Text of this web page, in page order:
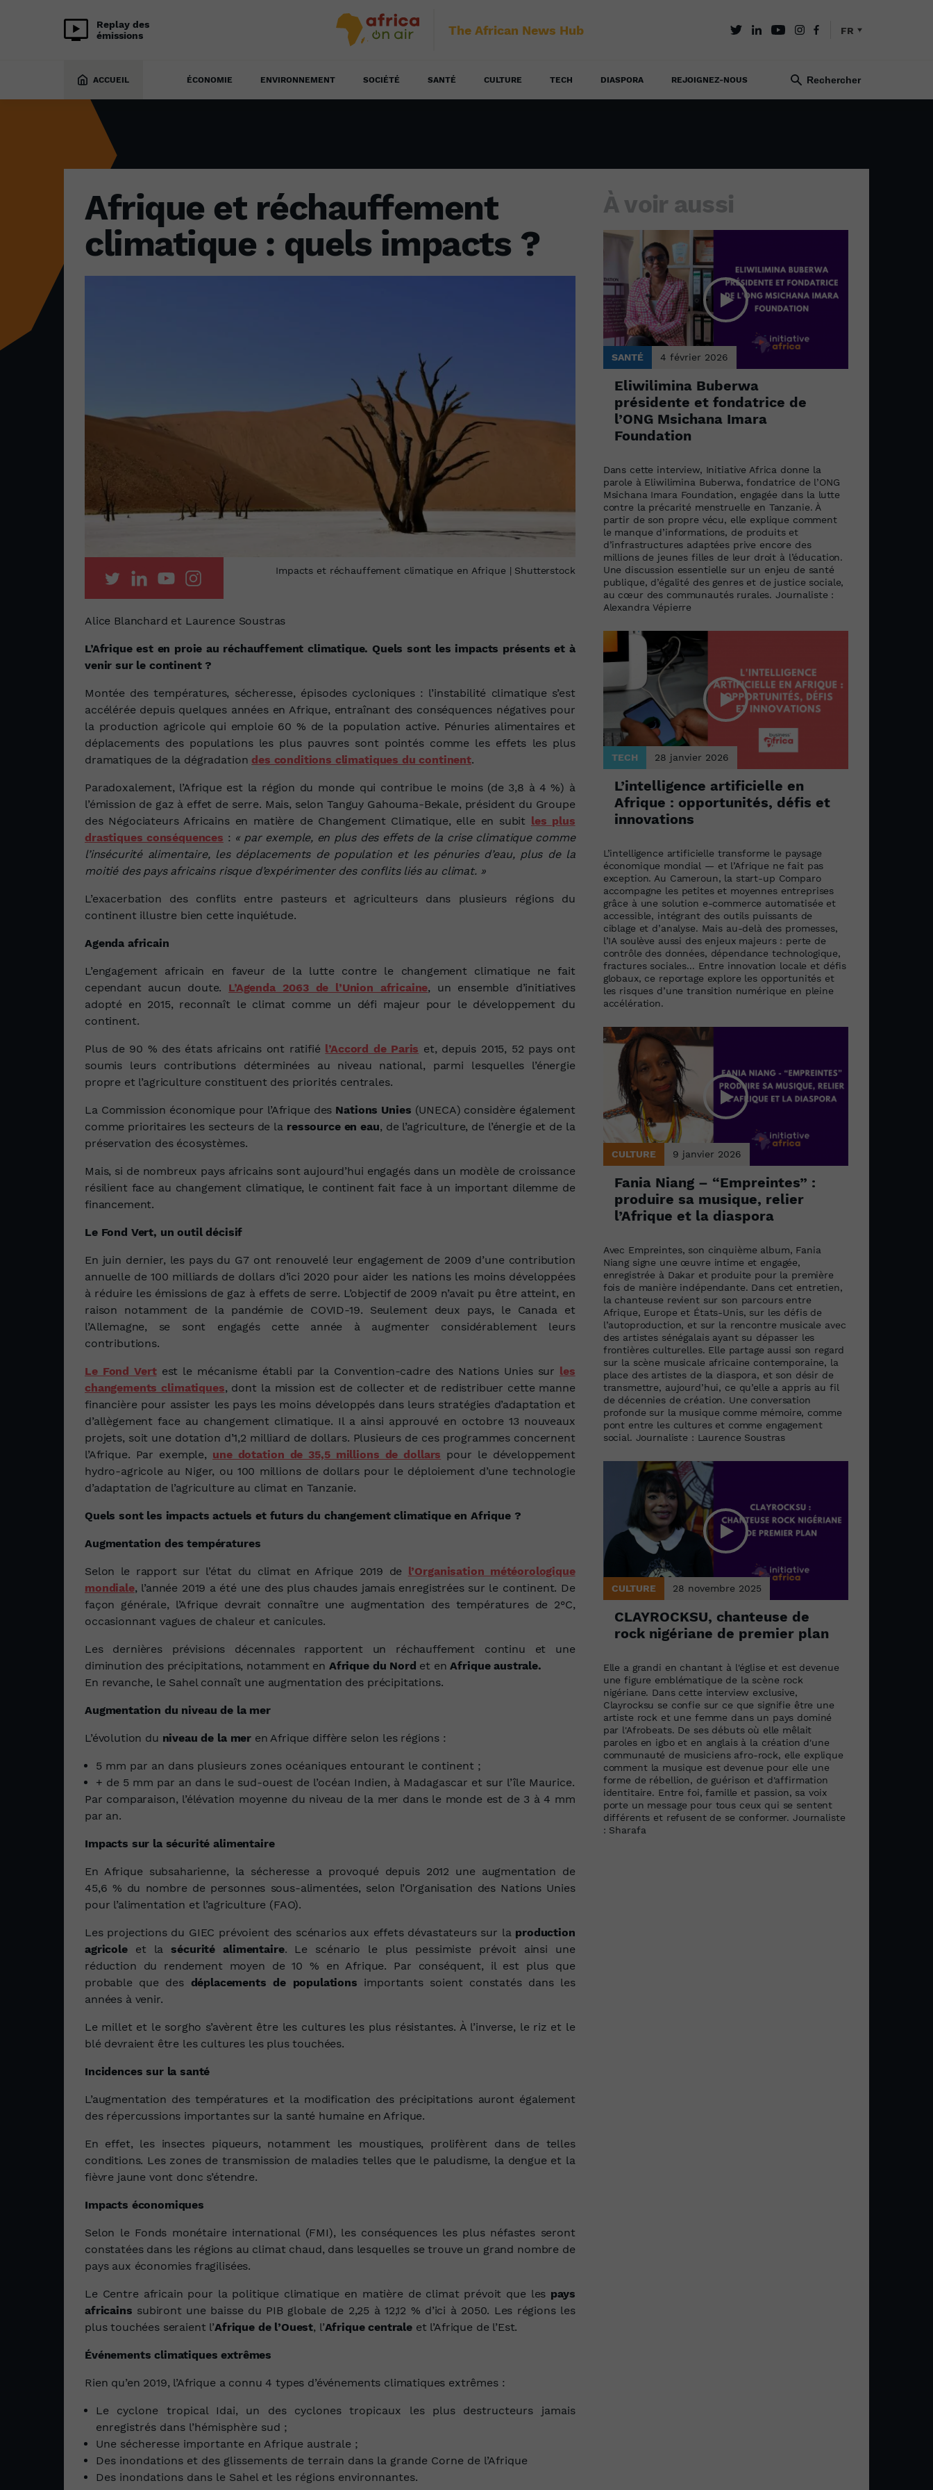
Replay des
émissions
The African News Hub FR
ACCUEIL ÉCONOMIE ENVIRONNEMENT SOCIÉTÉ SANTÉ CULTURE TECH DIASPORA REJOIGNEZ-NOUS
Afrique et réchauffement
climatique : quels impacts ?
Impacts et réchauffement climatique en Afrique | Shutterstock
Alice Blanchard et Laurence Soustras
L’Afrique est en proie au réchauffement climatique. Quels sont les impacts présents et à
venir sur le continent ?
Montée des températures, sécheresse, épisodes cycloniques : l’instabilité climatique s’est
accélérée depuis quelques années en Afrique, entraînant des conséquences négatives pour
la production agricole qui emploie 60 % de la population active. Pénuries alimentaires et
déplacements des populations les plus pauvres sont pointés comme les effets les plus
dramatiques de la dégradation des conditions climatiques du continent.
Paradoxalement, l’Afrique est la région du monde qui contribue le moins (de 3,8 à 4 %) à
l’émission de gaz à effet de serre. Mais, selon Tanguy Gahouma-Bekale, président du Groupe
des Négociateurs Africains en matière de Changement Climatique, elle en subit les plus
drastiques conséquences : « par exemple, en plus des effets de la crise climatique comme
l’insécurité alimentaire, les déplacements de population et les pénuries d’eau, plus de la
moitié des pays africains risque d’expérimenter des conflits liés au climat. »
L’exacerbation des conflits entre pasteurs et agriculteurs dans plusieurs régions du
continent illustre bien cette inquiétude.
Agenda africain
L’engagement africain en faveur de la lutte contre le changement climatique ne fait
cependant aucun doute. L’Agenda 2063 de l’Union africaine, un ensemble d’initiatives
adopté en 2015, reconnaît le climat comme un défi majeur pour le développement du
continent.
Plus de 90 % des états africains ont ratifié l’Accord de Paris et, depuis 2015, 52 pays ont
soumis leurs contributions déterminées au niveau national, parmi lesquelles l’énergie
propre et l’agriculture constituent des priorités centrales.
La Commission économique pour l’Afrique des Nations Unies (UNECA) considère également
comme prioritaires les secteurs de la ressource en eau, de l’agriculture, de l’énergie et de la
préservation des écosystèmes.
Mais, si de nombreux pays africains sont aujourd’hui engagés dans un modèle de croissance
résilient face au changement climatique, le continent fait face à un important dilemme de
financement.
Le Fond Vert, un outil décisif
En juin dernier, les pays du G7 ont renouvelé leur engagement de 2009 d’une contribution
annuelle de 100 milliards de dollars d’ici 2020 pour aider les nations les moins développées
à réduire les émissions de gaz à effets de serre. L’objectif de 2009 n’avait pu être atteint, en
raison notamment de la pandémie de COVID-19. Seulement deux pays, le Canada et
l’Allemagne, se sont engagés cette année à augmenter considérablement leurs
contributions.
Le Fond Vertest le mécanisme établi par la Convention-cadre des Nations Unies sur les
changements climatiques, dont la mission est de collecter et de redistribuer cette manne
financière pour assister les pays les moins développés dans leurs stratégies d’adaptation et
d’allègement face au changement climatique. Il a ainsi approuvé en octobre 13 nouveaux
projets, soit une dotation d’1,2 milliard de dollars. Plusieurs de ces programmes concernent
l’Afrique. Par exemple, une dotation de 35,5 millions de dollars pour le développement
hydro-agricole au Niger, ou 100 millions de dollars pour le déploiement d’une technologie
d’adaptation de l’agriculture au climat en Tanzanie.
Quels sont les impacts actuels et futurs du changement climatique en Afrique ?
Augmentation des températures
Selon le rapport sur l’état du climat en Afrique 2019 de l’Organisation météorologique
mondiale, l’année 2019 a été une des plus chaudes jamais enregistrées sur le continent. De
façon générale, l’Afrique devrait connaître une augmentation des températures de 2°C,
occasionnant vagues de chaleur et canicules.
Les dernières prévisions décennales rapportent un réchauffement continu et une
diminution des précipitations, notamment en Afrique du Nord et en Afrique australe.
En revanche, le Sahel connaît une augmentation des précipitations.
Augmentation du niveau de la mer
L’évolution du niveau de la mer en Afrique diffère selon les régions :
5 mm par an dans plusieurs zones océaniques entourant le continent ;
+ de 5 mm par an dans le sud-ouest de l’océan Indien, à Madagascar et sur l’île Maurice.
Par comparaison, l’élévation moyenne du niveau de la mer dans le monde est de 3 à 4 mm
par an.
Impacts sur la sécurité alimentaire
En Afrique subsaharienne, la sécheresse a provoqué depuis 2012 une augmentation de
45,6 % du nombre de personnes sous-alimentées, selon l’Organisation des Nations Unies
pour l’alimentation et l’agriculture (FAO).
Les projections du GIEC prévoient des scénarios aux effets dévastateurs sur la production
agricoleet lasécurité alimentaire. Le scénario le plus pessimiste prévoit ainsi une
réduction du rendement moyen de 10 % en Afrique. Par conséquent, il est plus que
probable que des déplacements de populations importants soient constatés dans les
années à venir.
Le millet et le sorgho s’avèrent être les cultures les plus résistantes. À l’inverse, le riz et le
blé devraient être les cultures les plus touchées.
Incidences sur la santé
L’augmentation des températures et la modification des précipitations auront également
des répercussions importantes sur la santé humaine en Afrique.
En effet, les insectes piqueurs, notamment les moustiques, prolifèrent dans de telles
conditions. Les zones de transmission de maladies telles que le paludisme, la dengue et la
fièvre jaune vont donc s’étendre.
Impacts économiques
Selon le Fonds monétaire international (FMI), les conséquences les plus néfastes seront
constatées dans les régions au climat chaud, dans lesquelles se trouve un grand nombre de
pays aux économies fragilisées.
Le Centre africain pour la politique climatique en matière de climat prévoit que les pays
africains subiront une baisse du PIB globale de 2,25 à 12,12 % d’ici à 2050. Les régions les
plus touchées seraient l’Afrique de l’Ouest, l’Afrique centraleet l’Afrique de l’Est.
Événements climatiques extrêmes
Rien qu’en 2019, l’Afrique a connu 4 types d’événements climatiques extrêmes :
Le cyclone tropical Idai, un des cyclones tropicaux les plus destructeurs jamais
enregistrés dans l’hémisphère sud ;
Une sécheresse importante en Afrique australe ;
Des inondations et des glissements de terrain dans la grande Corne de l’Afrique
Des inondations dans le Sahel et les régions environnantes.
À voir aussi
SANTÉ 4 février 2026
Eliwilimina Buberwa
présidente et fondatrice de
l’ONG Msichana Imara
Foundation
Dans cette interview, Initiative Africa donne la
parole à Eliwilimina Buberwa, fondatrice de l’ONG
Msichana Imara Foundation, engagée dans la lutte
contre la précarité menstruelle en Tanzanie. À
partir de son propre vécu, elle explique comment
le manque d’informations, de produits et
d’infrastructures adaptées prive encore des
millions de jeunes filles de leur droit à l’éducation.
Une discussion essentielle sur un enjeu de santé
publique, d’égalité des genres et de justice sociale,
au cœur des communautés rurales. Journaliste :
Alexandra Vépierre
TECH 28 janvier 2026
L’intelligence artificielle en
Afrique : opportunités, défis et
innovations
L’intelligence artificielle transforme le paysage
économique mondial — et l’Afrique ne fait pas
exception. Au Cameroun, la start-up Comparo
accompagne les petites et moyennes entreprises
grâce à une solution e-commerce automatisée et
accessible, intégrant des outils puissants de
ciblage et d’analyse. Mais au-delà des promesses,
l’IA soulève aussi des enjeux majeurs : perte de
contrôle des données, dépendance technologique,
fractures sociales... Entre innovation locale et défis
globaux, ce reportage explore les opportunités et
les risques d’une transition numérique en pleine
accélération.
CULTURE 9 janvier 2026
Fania Niang – “Empreintes” :
produire sa musique, relier
l’Afrique et la diaspora
Avec Empreintes, son cinquième album, Fania
Niang signe une œuvre intime et engagée,
enregistrée à Dakar et produite pour la première
fois de manière indépendante. Dans cet entretien,
la chanteuse revient sur son parcours entre
Afrique, Europe et États-Unis, sur les défis de
l’autoproduction, et sur la rencontre musicale avec
des artistes sénégalais ayant su dépasser les
frontières culturelles. Elle partage aussi son regard
sur la scène musicale africaine contemporaine, la
place des artistes de la diaspora, et son désir de
transmettre, aujourd’hui, ce qu’elle a appris au fil
de décennies de création. Une conversation
profonde sur la musique comme mémoire, comme
pont entre les cultures et comme engagement
social. Journaliste : Laurence Soustras
CULTURE 28 novembre 2025
CLAYROCKSU, chanteuse de
rock nigériane de premier plan
Elle a grandi en chantant à l'église et est devenue
une figure emblématique de la scène rock
nigériane. Dans cette interview exclusive,
Clayrocksu se confie sur ce que signifie être une
artiste rock et une femme dans un pays dominé
par l'Afrobeats. De ses débuts où elle mêlait
paroles en igbo et en anglais à la création d'une
communauté de musiciens afro-rock, elle explique
comment la musique est devenue pour elle une
forme de rébellion, de guérison et d'affirmation
identitaire. Entre foi, famille et passion, sa voix
porte un message pour tous ceux qui se sentent
différents et refusent de se conformer. Journaliste
: Sharafa